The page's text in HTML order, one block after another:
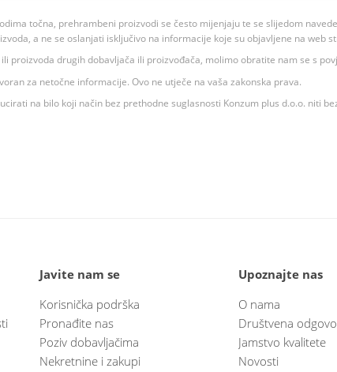
točna, prehrambeni proizvodi se često mijenjaju te se slijedom
a ne se oslanjati isključivo na informacije koje su objavljene na web
proizvoda drugih dobavljača ili proizvođača, molimo obratite nam se s
za netočne informacije. Ovo ne utječe na vaša zakonska prava.
na bilo koji način bez prethodne suglasnosti Konzum plus d.o.o. niti
Javite nam se
Korisnička podrška
Pronađite nas
Poziv dobavljačima
Nekretnine i zakupi
Upoznajte nas
O nama
Društvena
Jamstvo kvalitete
Novosti